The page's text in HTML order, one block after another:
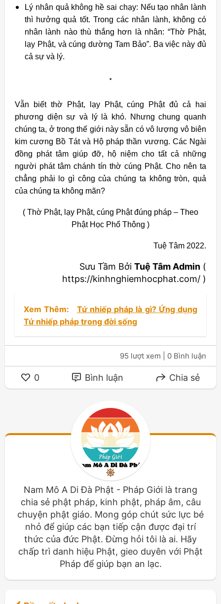
Lý nhân quả không hề sai chạy: Nếu tạo nhân lành
thì hưởng quả tốt. Trong các nhân lành, không có
nhân lành nào thù thắng hơn là nhân: “Thờ Phật,
lạy Phật, và cúng dường Tam Bảo”. Ba việc này đủ
cả sự và lý.
*
Vẫn biết thờ Phật, lạy Phật, cúng Phật đủ cả hai
phương diện sự và lý là khó. Nhưng chung quanh
chúng ta, ở trong thế giới này sẵn có vô lượng vô biên
kim cương Bồ Tát và Hộ pháp thần vương. Các Ngài
đồng phát tâm giúp đỡ, hộ niệm cho tất cả những
người phát tâm chánh tín thờ cúng Phật. Cho nên ta
chẳng phải lo gì công của chúng ta không tròn, quả
của chúng ta không mãn?
( Thờ Phật, lạy Phật, cúng Phật đúng pháp – Theo
Phật Học Phổ Thông )
Tuệ Tâm 2022.
Sưu Tầm Bởi Tuệ Tâm Admin (
https://kinhnghiemhocphat.com/ )
Xem Thêm:
Tứ nhiếp pháp là gì? Ứng dụng
Tứ nhiếp pháp trong đời sống
95 lượt xem | 0 Bình luận
0 Bình luận Chia sẻ
Nam Mô A Di Đà Phật - Pháp Giới là trang
chia sẻ phật pháp, kinh phật, pháp âm, câu
chuyện phật giáo. Mong góp chút sức lực bé
nhỏ để giúp các bạn tiếp cận được đại trí
thức của đức Phật. Đừng hỏi tôi là ai. Hãy
chấp trì danh hiệu Phật, gieo duyên với Phật
Pháp để giúp bạn an lạc.